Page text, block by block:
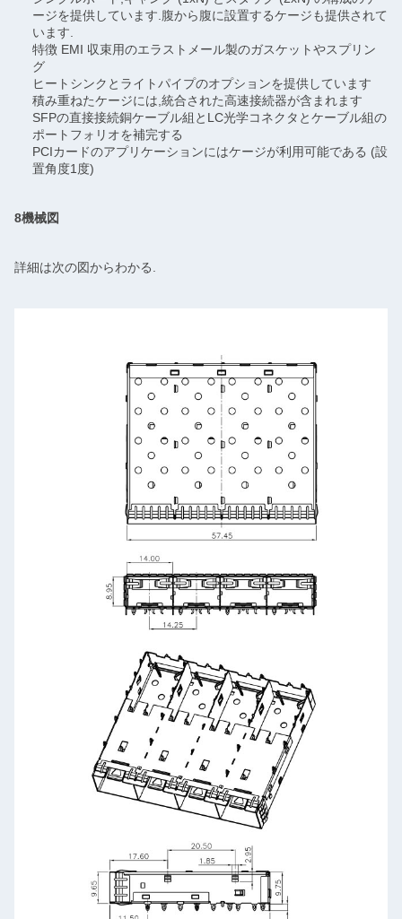
ージを提供しています.腹から腹に設置するケージも提供されて
います.
特徴 EMI 収束用のエラストメール製のガスケットやスプリン
グ
ヒートシンクとライトパイプのオプションを提供しています
積み重ねたケージには,統合された高速接続器が含まれます
SFPの直接接続銅ケーブル組とLC光学コネクタとケーブル組の
ポートフォリオを補完する
PCIカードのアプリケーションにはケージが利用可能である (設
置角度1度)
8機械図
詳細は次の図からわかる.